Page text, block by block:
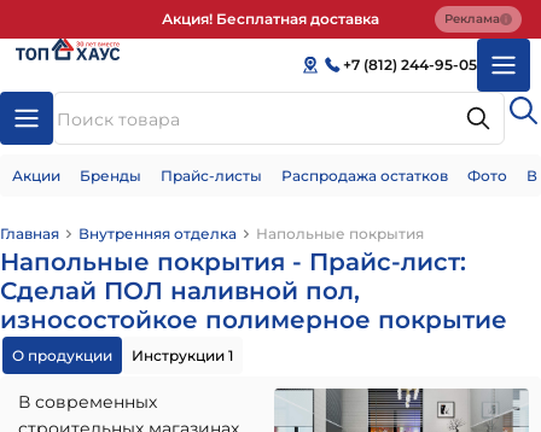
Акция! Бесплатная доставка Реклама
+7 (812) 244-95-05
Акции Бренды Прайс-листы Распродажа остатков Фото
Главная Внутренняя отделка Напольные покрытия
Напольные покрытия - Прайс-лист:
Сделай ПОЛ наливной пол,
износостойкое полимерное покрытие
О продукции Инструкции 1
В современных